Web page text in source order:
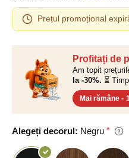
Profitați de
Am topit
la -30%. ⏳
Mai rămâne -
Alegeți decorul: Negru
Prețul promoțional